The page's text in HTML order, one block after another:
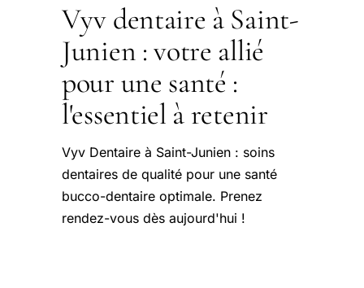
Vyv dentaire à Saint-
Junien : votre allié
pour une santé :
l'essentiel à retenir
Vyv Dentaire à Saint-Junien : soins
dentaires de qualité pour une santé
bucco-dentaire optimale. Prenez
rendez-vous dès aujourd'hui !